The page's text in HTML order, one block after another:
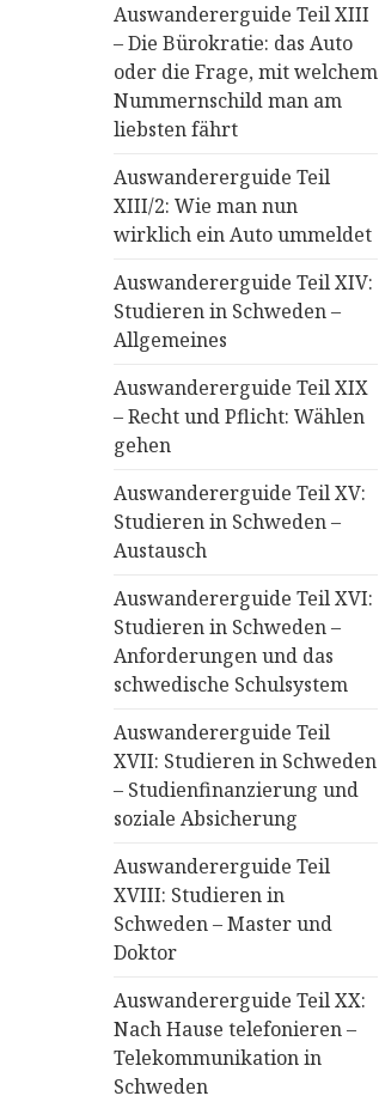
Auswandererguide Teil XIII
– Die Bürokratie: das Auto
oder die Frage, mit welchem
Nummernschild man am
liebsten fährt
Auswandererguide Teil
XIII/2: Wie man nun
wirklich ein Auto ummeldet
Auswandererguide Teil XIV:
Studieren in Schweden –
Allgemeines
Auswandererguide Teil XIX
– Recht und Pflicht: Wählen
gehen
Auswandererguide Teil XV:
Studieren in Schweden –
Austausch
Auswandererguide Teil XVI:
Studieren in Schweden –
Anforderungen und das
schwedische Schulsystem
Auswandererguide Teil
XVII: Studieren in Schweden
– Studienfinanzierung und
soziale Absicherung
Auswandererguide Teil
XVIII: Studieren in
Schweden – Master und
Doktor
Auswandererguide Teil XX:
Nach Hause telefonieren –
Telekommunikation in
Schweden